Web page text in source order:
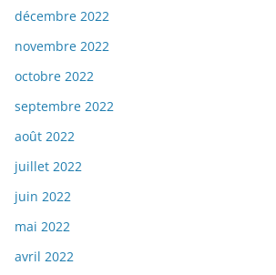
décembre 2022
novembre 2022
octobre 2022
septembre 2022
août 2022
juillet 2022
juin 2022
mai 2022
avril 2022